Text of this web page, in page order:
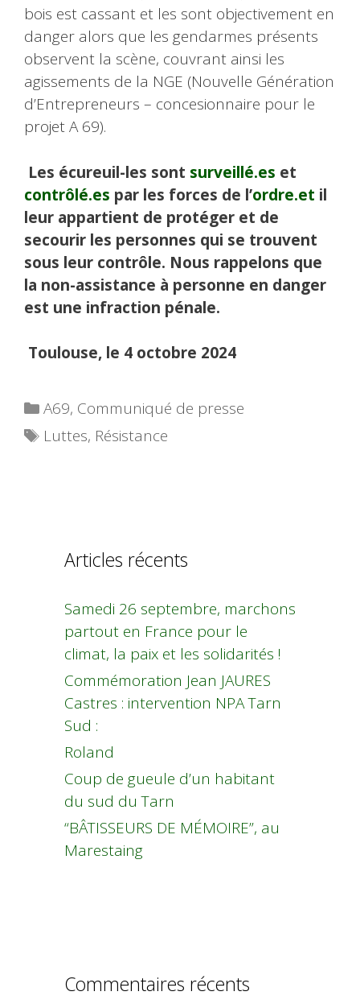
bois est cassant et les sont objectivement en
danger alors que les gendarmes présents
observent la scène, couvrant ainsi les
agissements de la NGE (Nouvelle Génération
d’Entrepreneurs – concesionnaire pour le
projet A 69).
Les écureuil-les sont surveillé.es et
contrôlé.es par les forces de l’ordre.et il
leur appartient de protéger et de
secourir les personnes qui se trouvent
sous leur contrôle. Nous rappelons que
la non-assistance à personne en danger
est une infraction pénale.
Toulouse, le 4 octobre 2024
Catégories
A69, Communiqué de presse
Étiquettes
Luttes, Résistance
Articles récents
Samedi 26 septembre, marchons
partout en France pour le
climat, la paix et les solidarités !
Commémoration Jean JAURES
Castres : intervention NPA Tarn
Sud :
Roland
Coup de gueule d’un habitant
du sud du Tarn
“BÂTISSEURS DE MÉMOIRE”, au
Marestaing
Commentaires récents